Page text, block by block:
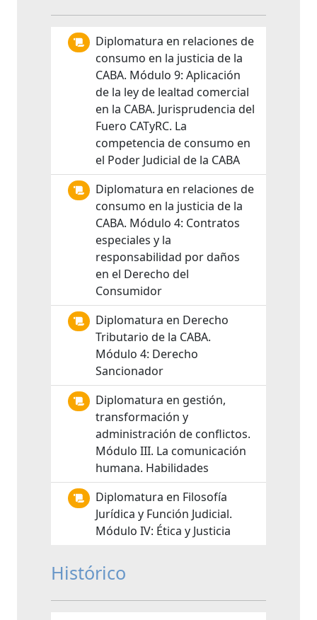
Diplomatura en relaciones de
consumo en la justicia de la
CABA. Módulo 9: Aplicación
de la ley de lealtad comercial
en la CABA. Jurisprudencia del
Fuero CATyRC. La
competencia de consumo en
el Poder Judicial de la CABA
Diplomatura en relaciones de
consumo en la justicia de la
CABA. Módulo 4: Contratos
especiales y la
responsabilidad por daños
en el Derecho del
Consumidor
Diplomatura en Derecho
Tributario de la CABA.
Módulo 4: Derecho
Sancionador
Diplomatura en gestión,
transformación y
administración de conflictos.
Módulo III. La comunicación
humana. Habilidades
Diplomatura en Filosofía
Jurídica y Función Judicial.
Módulo IV: Ética y Justicia
Histórico